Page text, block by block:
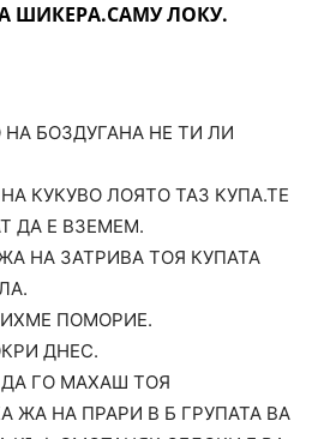
ШИКЕРА.САМУ ЛОКУ.
БОЗДУГАНА НЕ ТИ ЛИ
КУКУВО ЛОЯТО ТАЗ КУПА.ТЕ
ДА Е ВЗЕМЕМ.
НА ЗАТРИВА ТОЯ КУПАТА
ПОМОРИЕ.
ДНЕС.
ГО МАХАШ ТОЯ
ЖА НА ПРАРИ В Б ГРУПАТА ВА